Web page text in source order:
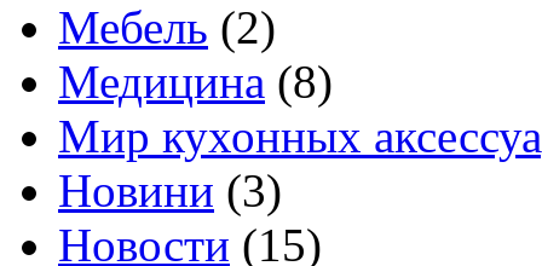
Мебель (2)
Медицина (8)
Мир кухонных
Новини (3)
Новости (15)